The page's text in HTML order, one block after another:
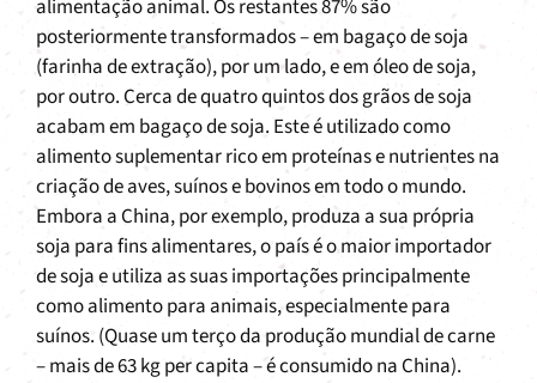
alimentação animal. Os restantes 87% são
posteriormente transformados – em bagaço de soja
(farinha de extração), por um lado, e em óleo de soja,
por outro. Cerca de quatro quintos dos grãos de soja
acabam em bagaço de soja. Este é utilizado como
alimento suplementar rico em proteínas e nutrientes na
criação de aves, suínos e bovinos em todo o mundo.
Embora a China, por exemplo, produza a sua própria
soja para fins alimentares, o país é o maior importador
de soja e utiliza as suas importações principalmente
como alimento para animais, especialmente para
suínos. (Quase um terço da produção mundial de carne
– mais de 63 kg per capita – é consumido na China).